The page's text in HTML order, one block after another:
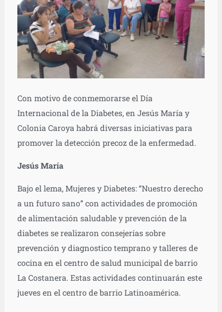
Con motivo de conmemorarse el Día
Internacional de la Diabetes, en Jesús María y
Colonia Caroya habrá diversas iniciativas para
promover la detección precoz de la enfermedad.
Jesús María
Bajo el lema, Mujeres y Diabetes: “Nuestro derecho
a un futuro sano” con actividades de promoción
de alimentación saludable y prevención de la
diabetes se realizaron consejerías sobre
prevención y diagnostico temprano y talleres de
cocina en el centro de salud municipal de barrio
La Costanera. Estas actividades continuarán este
jueves en el centro de barrio Latinoamérica.